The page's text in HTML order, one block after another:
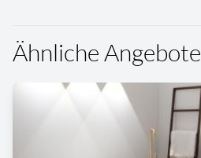
Ähnliche Angebote